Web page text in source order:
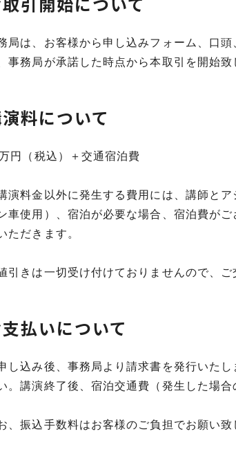
局は、お客様から申し込みフォーム、口
事務局が承諾した時点から本取引を開始致
料について
円（税込）＋交通宿泊費
演料金以外に発生する費用には、講師と
車使用）、宿泊が必要な場合、宿泊費が
ただきます。
引きは一切受け付けておりませんので、ご
払いについて
し込み後、事務局より請求書を発行いた
。講演終了後、宿泊交通費（発生した場合
、振込手数料はお客様のご負担でお願い致